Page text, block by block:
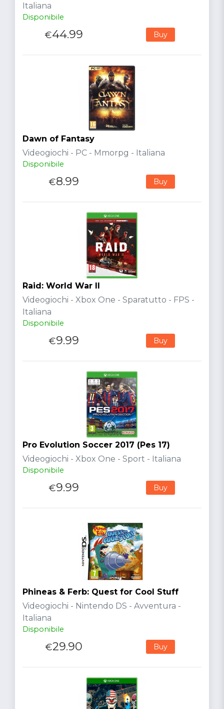
Italiana
Disponibile
€44.99 Buy
Dawn of Fantasy
Videogiochi - PC - Mmorpg - Italiana
Disponibile
€8.99 Buy
Raid: World War II
Videogiochi - Xbox One - Sparatutto - FPS -
Italiana
Disponibile
€9.99 Buy
Pro Evolution Soccer 2017 (Pes 17)
Videogiochi - Xbox One - Sport - Italiana
Disponibile
€9.99 Buy
Phineas & Ferb: Quest for Cool Stuff
Videogiochi - Nintendo DS - Avventura -
Italiana
Disponibile
€29.90 Buy